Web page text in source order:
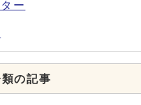
ー
の記事